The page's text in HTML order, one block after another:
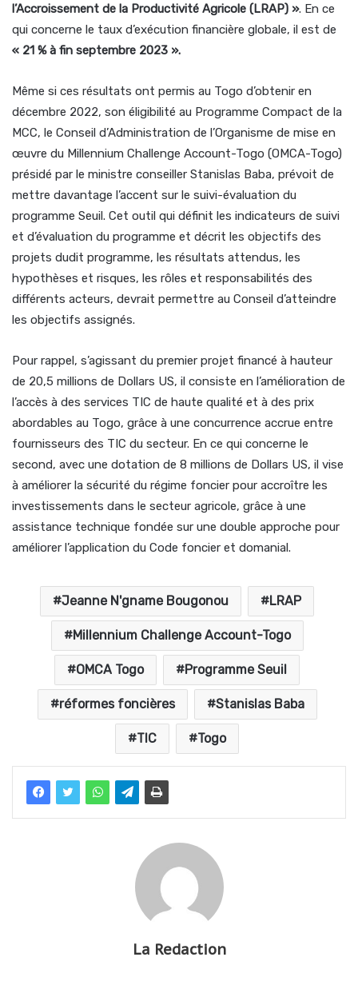
l’Accroissement de la Productivité Agricole (LRAP) ». En ce
qui concerne le taux d’exécution financière globale, il est de
« 21 % à fin septembre 2023 ».
Même si ces résultats ont permis au Togo d’obtenir en
décembre 2022, son éligibilité au Programme Compact de la
MCC, le Conseil d’Administration de l’Organisme de mise en
œuvre du Millennium Challenge Account-Togo (OMCA-Togo)
présidé par le ministre conseiller Stanislas Baba, prévoit de
mettre davantage l’accent sur le suivi-évaluation du
programme Seuil. Cet outil qui définit les indicateurs de suivi
et d’évaluation du programme et décrit les objectifs des
projets dudit programme, les résultats attendus, les
hypothèses et risques, les rôles et responsabilités des
différents acteurs, devrait permettre au Conseil d’atteindre
les objectifs assignés.
Pour rappel, s’agissant du premier projet financé à hauteur
de 20,5 millions de Dollars US, il consiste en l’amélioration de
l’accès à des services TIC de haute qualité et à des prix
abordables au Togo, grâce à une concurrence accrue entre
fournisseurs des TIC du secteur. En ce qui concerne le
second, avec une dotation de 8 millions de Dollars US, il vise
à améliorer la sécurité du régime foncier pour accroître les
investissements dans le secteur agricole, grâce à une
assistance technique fondée sur une double approche pour
améliorer l’application du Code foncier et domanial.
Jeanne N'gname Bougonou LRAP
Millennium Challenge Account-Togo
OMCA Togo Programme Seuil
réformes foncières Stanislas Baba
TIC Togo
La Redaction